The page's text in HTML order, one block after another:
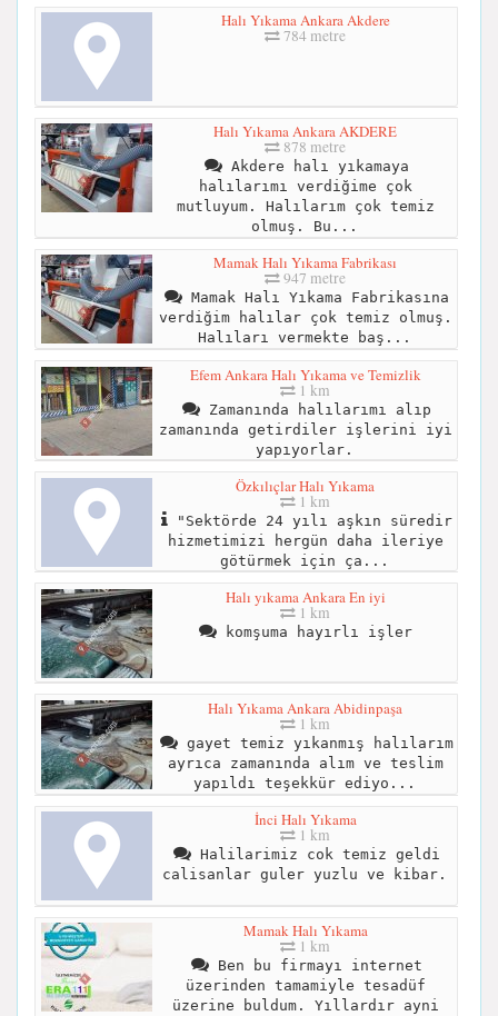
Halı Yıkama Ankara Akdere
784 metre
Halı Yıkama Ankara AKDERE
878 metre
Akdere halı yıkamaya
halılarımı verdiğime çok
mutluyum. Halılarım çok temiz
olmuş. Bu...
Mamak Halı Yıkama Fabrikası
947 metre
Mamak Halı Yıkama Fabrikasına
verdiğim halılar çok temiz olmuş.
Halıları vermekte baş...
Efem Ankara Halı Yıkama ve Temizlik
1 km
Zamanında halılarımı alıp
zamanında getirdiler işlerini iyi
yapıyorlar.
Özkılıçlar Halı Yıkama
1 km
"Sektörde 24 yılı aşkın süredir
hizmetimizi hergün daha ileriye
götürmek için ça...
Halı yıkama Ankara En iyi
1 km
komşuma hayırlı işler
Halı Yıkama Ankara Abidinpaşa
1 km
gayet temiz yıkanmış halılarım
ayrıca zamanında alım ve teslim
yapıldı teşekkür ediyo...
İnci Halı Yıkama
1 km
Halilarimiz cok temiz geldi
calisanlar guler yuzlu ve kibar.
Mamak Halı Yıkama
1 km
Ben bu firmayı internet
üzerinden tamamiyle tesadüf
üzerine buldum. Yıllardır ayni